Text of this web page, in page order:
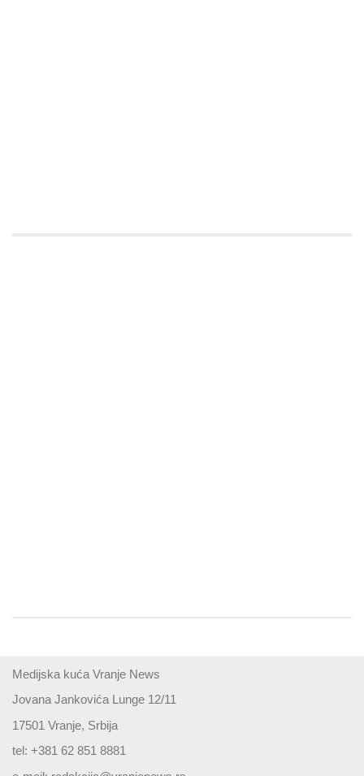
Medijska kuća Vranje News
Jovana Jankovića Lunge 12/11
17501 Vranje, Srbija
tel: +381 62 851 8881